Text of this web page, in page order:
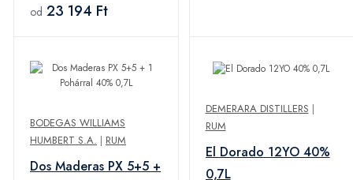
od 23 194 Ft
BODEGAS WILLIAMS
HUMBERT S.A. | RUM
Dos Maderas PX 5+5 +
DEMERARA DISTILLERS |
RUM
El Dorado 12YO 40%
0,7L